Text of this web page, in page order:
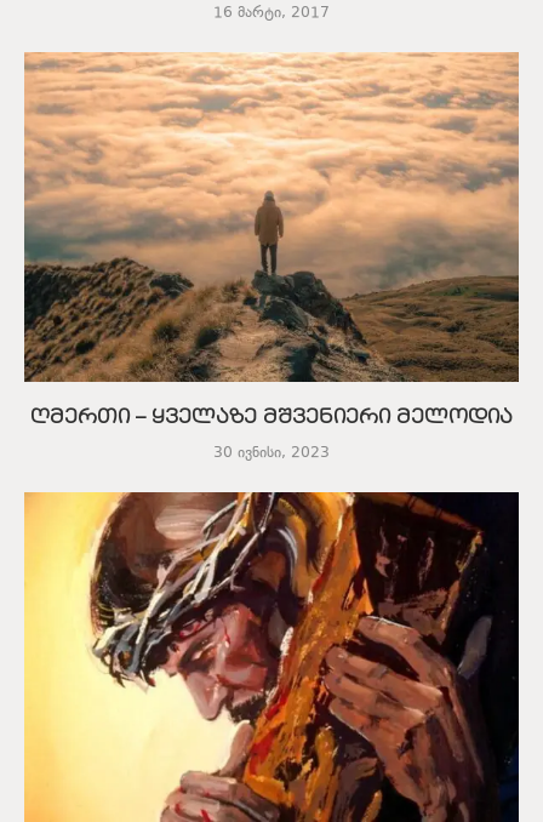
16 მარტი, 2017
ღმერთი – ყველაზე მშვენიერი მელოდია
30 ივნისი, 2023